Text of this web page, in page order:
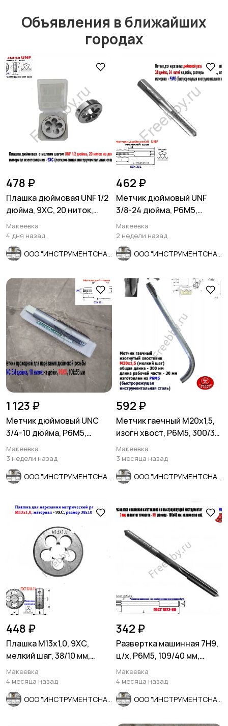
и аксессуары
Мотозапчасти Мотоаксессуары
Объявления в ближайших
городах
478 ₽
Плашка дюймовая UNF 1/2
дюйма, 9ХС, 20 ниток,
мелкий шаг, 38/10 мм.
Макеевка
4 дня назад
462 ₽
Метчик дюймовый UNF
3/8-24 дюйма, Р6М5,
штучный, 24 нитки, 80/34
мм.
Макеевка
2 недели назад
1 123 ₽
Метчик дюймовый UNC
3/4-10 дюйма, Р6М5,
штучный, 10 ниток, 106/53
мм.
Макеевка
3 недели назад
592 ₽
Метчик гаечный М20х1,5,
изогн хвост, Р6М5, 300/30
мм, мелкий шаг, СССР
Макеевка
3 месяца назад
448 ₽
Плашка М13х1,0, 9ХС,
мелкий шаг, 38/10 мм,
ГОСТ 7740-71.
Макеевка
4 месяца назад
342 ₽
Развертка машинная 7Н9,
ц/х, Р6М5, 109/40 мм,
2363-0068, СССР
Макеевка
4 месяца назад